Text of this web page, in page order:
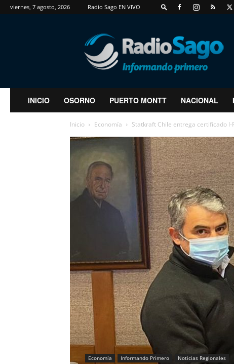
viernes, 7 agosto, 2026 Radio Sago EN VIVO
RadioSago
INICIO OSORNO PUERTO MONTT NACIONAL
Inicio Economía Statkraft Chile entrega certificado I-
Economía Informando Primero Noticias Regionales